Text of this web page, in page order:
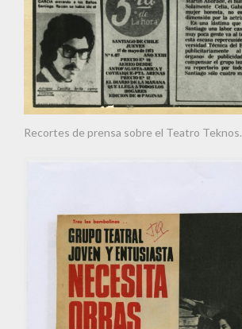
Recortes de prensa sobre el Teatro Teknos.